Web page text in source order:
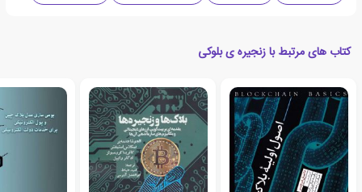
کتاب های مرتبط با زنجیره ی بلوکی